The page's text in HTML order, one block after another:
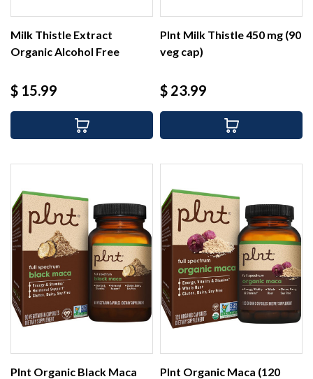
Milk Thistle Extract
Organic Alcohol Free
Precio
$ 15.99
Plnt Milk Thistle 450 mg (90
veg cap)
Precio
$ 23.99
Plnt Organic Black Maca
Plnt Organic Maca (120